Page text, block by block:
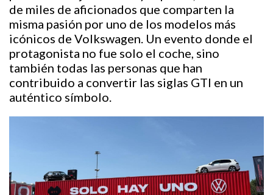
de miles de aficionados que comparten la
misma pasión por uno de los modelos más
icónicos de Volkswagen. Un evento donde el
protagonista no fue solo el coche, sino
también todas las personas que han
contribuido a convertir las siglas GTI en un
auténtico símbolo.